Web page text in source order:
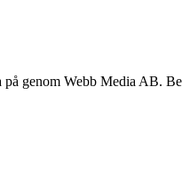
på genom Webb Media AB.